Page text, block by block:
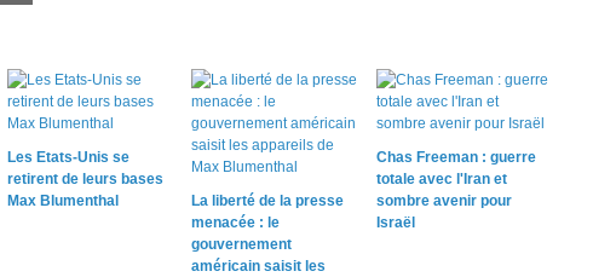
Les Etats-Unis se
retirent de leurs bases
Max Blumenthal
La liberté de la presse
menacée : le
gouvernement
américain saisit les
Chas Freeman : guerre
totale avec l'Iran et
sombre avenir pour
Israël